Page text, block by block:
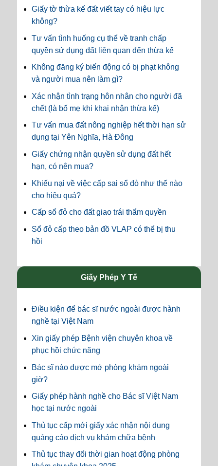
Giấy tờ thừa kế đất viết tay có hiệu lực
không?
Tư vấn tình huống cụ thể về tranh chấp
quyền sử dụng đất liên quan đến thừa kế
Không đăng ký biến động có bị phạt không
và người mua nên làm gì?
Xác nhận tình trạng hôn nhân cho người đã
chết (là bố mẹ khi khai nhận thừa kế)
Tư vấn mua đất nông nghiệp hết thời hạn sử
dụng tại Yên Nghĩa, Hà Đông
Giấy chứng nhận quyền sử dụng đất hết
hạn, có nên mua?
Khiếu nại về việc cấp sai sổ đỏ như thế nào
cho hiệu quả?
Cấp sổ đỏ cho đất giao trái thẩm quyền
Sổ đỏ cấp theo bản đồ VLAP có thể bị thu
hồi
Giấy Phép Y Tế
Điều kiện để bác sĩ nước ngoài được hành
nghề tại Việt Nam
Xin giấy phép Bệnh viện chuyên khoa về
phục hồi chức năng
Bác sĩ nào được mở phòng khám ngoài
giờ?
Giấy phép hành nghề cho Bác sĩ Việt Nam
học tại nước ngoài
Thủ tục cấp mới giấy xác nhận nội dung
quảng cáo dịch vụ khám chữa bệnh
Thủ tục thay đổi thời gian hoạt động phòng